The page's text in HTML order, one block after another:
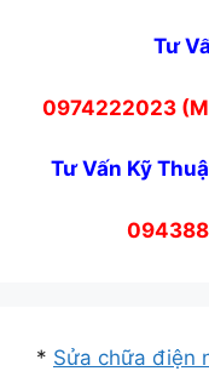
Tư
0974222023
Tư Vấn Kỹ
* Sửa chữa điện